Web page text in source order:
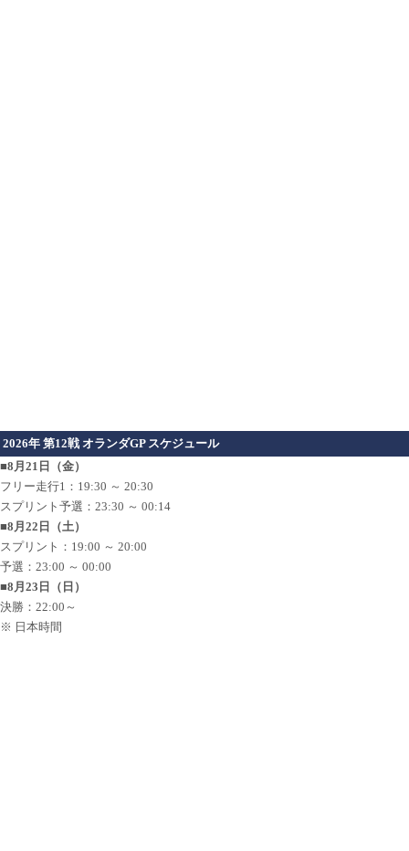
2026年 第12戦 オランダGP スケジュール
■8月21日（金）
フリー走行1：19:30 ～ 20:30
スプリント予選：23:30 ～ 00:14
■8月22日（土）
スプリント：19:00 ～ 20:00
予選：23:00 ～ 00:00
■8月23日（日）
決勝：22:00～
※ 日本時間